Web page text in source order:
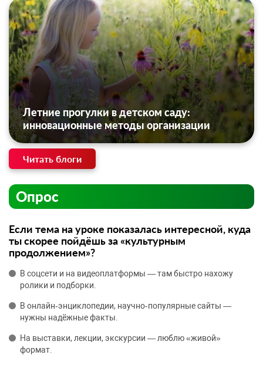
Летние прогулки в детском саду:
инновационные методы организации
Читать блоги
Опрос
Если тема на уроке показалась интересной, куда
ты скорее пойдёшь за «культурным
продолжением»?
В соцсети и на видеоплатформы — там быстро нахожу
ролики и подборки.
В онлайн‑энциклопедии, научно‑популярные сайты —
нужны надёжные факты.
На выставки, лекции, экскурсии — люблю «живой»
формат.